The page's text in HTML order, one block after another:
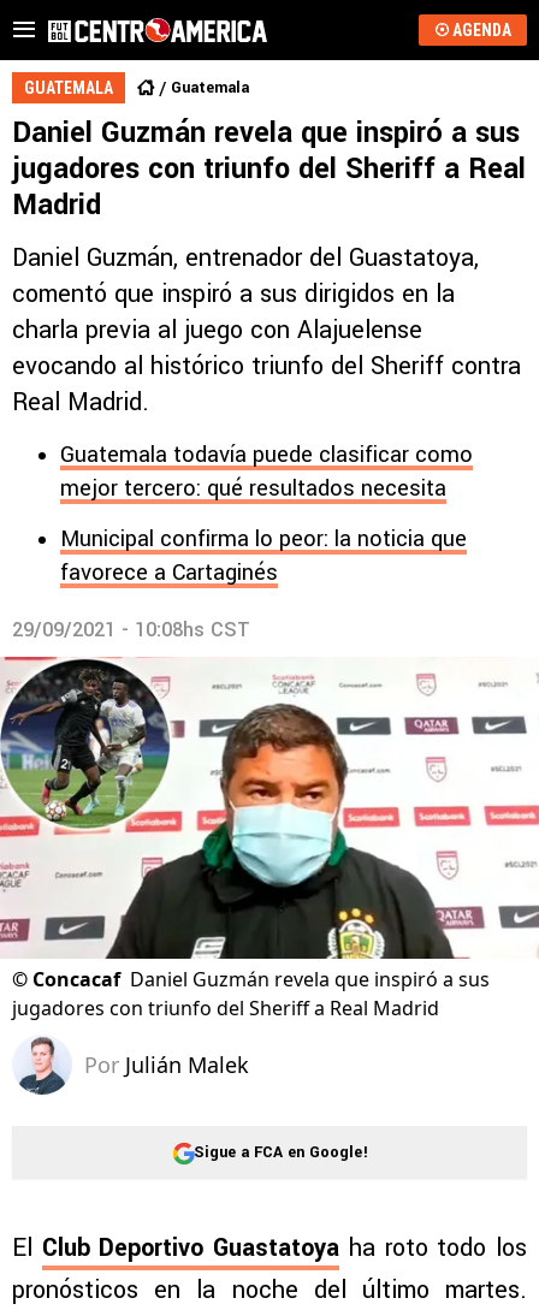
AGENDA
GUATEMALA Guatemala
Daniel Guzmán revela que inspiró a sus
jugadores con triunfo del Sheriff a Real
Madrid
Daniel Guzmán, entrenador del Guastatoya,
comentó que inspiró a sus dirigidos en la
charla previa al juego con Alajuelense
evocando al histórico triunfo del Sheriff contra
Real Madrid.
Guatemala todavía puede clasificar como
mejor tercero: qué resultados necesita
Municipal confirma lo peor: la noticia que
favorece a Cartaginés
29/09/2021 - 10:08hs CST
© Concacaf Daniel Guzmán revela que inspiró a sus
jugadores con triunfo del Sheriff a Real Madrid
Por Julián Malek
Sigue a FCA en Google!
El Club Deportivo Guastatoya ha roto todo los
pronósticos en la noche del último martes.